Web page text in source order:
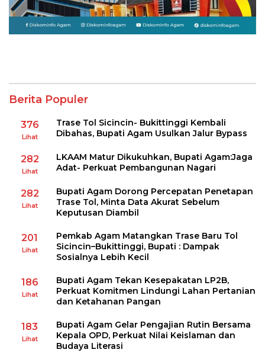
Berita Populer
376
Lihat
Trase Tol Sicincin- Bukittinggi Kembali
Dibahas, Bupati Agam Usulkan Jalur Bypass
282
Lihat
LKAAM Matur Dikukuhkan, Bupati Agam:Jaga
Adat- Perkuat Pembangunan Nagari
282
Lihat
Bupati Agam Dorong Percepatan Penetapan
Trase Tol, Minta Data Akurat Sebelum
Keputusan Diambil
201
Lihat
Pemkab Agam Matangkan Trase Baru Tol
Sicincin–Bukittinggi, Bupati : Dampak
Sosialnya Lebih Kecil
186
Lihat
Bupati Agam Tekan Kesepakatan LP2B,
Perkuat Komitmen Lindungi Lahan Pertanian
dan Ketahanan Pangan
183
Lihat
Bupati Agam Gelar Pengajian Rutin Bersama
Kepala OPD, Perkuat Nilai Keislaman dan
Budaya Literasi